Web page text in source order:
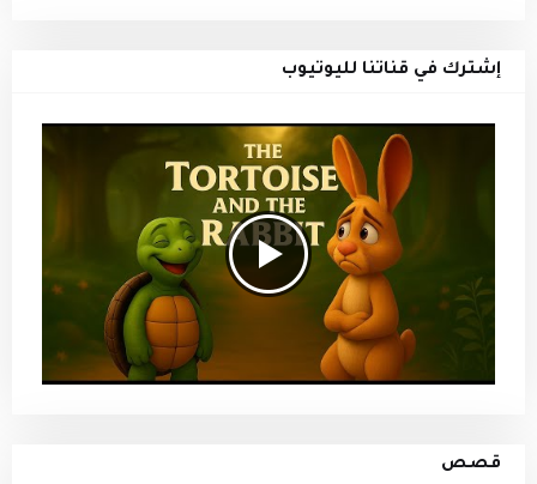
إشترك في قناتنا لليوتيوب
قصص